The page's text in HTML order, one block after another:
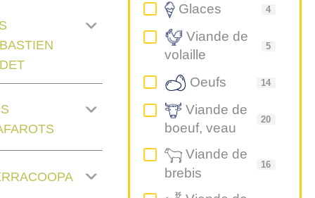
Glaces 4
Viande de
volaille
5
Oeufs 14
Viande de
boeuf, veau
20
Viande de
brebis
16